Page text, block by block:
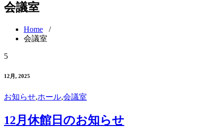
会議室
Home /
会議室
5
12月, 2025
お知らせ,ホール,会議室
12月休館日のお知らせ